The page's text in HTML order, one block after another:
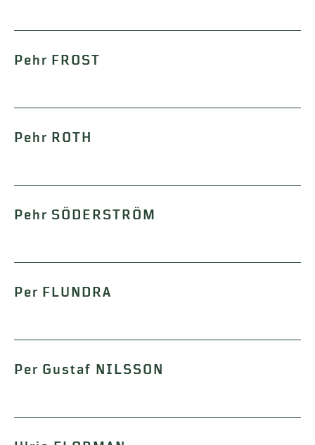
Pehr FROST
Pehr ROTH
Pehr SÖDERSTRÖM
Per FLUNDRA
Per Gustaf NILSSON